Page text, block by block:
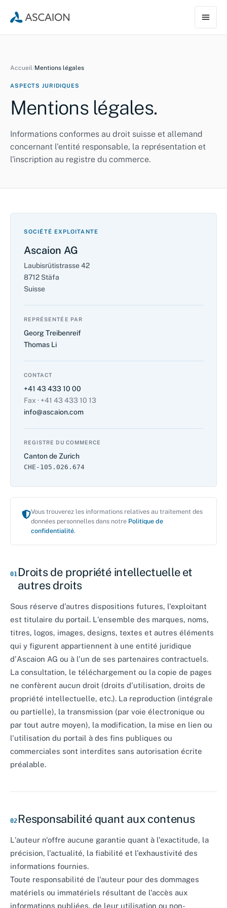
Accueil/Mentions légales
ASPECTS JURIDIQUES
Mentions légales.
Informations conformes au droit suisse et allemand
concernant l'entité responsable, la représentation et
l'inscription au registre du commerce.
SOCIÉTÉ EXPLOITANTE
Ascaion AG
Laubisrütistrasse 42
8712 Stäfa
Suisse
REPRÉSENTÉE PAR
Georg Treibenreif
Thomas Li
CONTACT
+41 43 433 10 00
Fax · +41 43 433 10 13
info@ascaion.com
REGISTRE DU COMMERCE
Canton de Zurich
CHE‑105.026.674
Vous trouverez les informations relatives au traitement des
données personnelles dans notre Politique de
confidentialité.
01 Droits de propriété intellectuelle et
autres droits
Sous réserve d'autres dispositions futures, l'exploitant
est titulaire du portail. L'ensemble des marques, noms,
titres, logos, images, designs, textes et autres éléments
qui y figurent appartiennent à une entité juridique
d'Ascaion AG ou à l'un de ses partenaires contractuels.
La consultation, le téléchargement ou la copie de pages
ne confèrent aucun droit (droits d'utilisation, droits de
propriété intellectuelle, etc.). La reproduction (intégrale
ou partielle), la transmission (par voie électronique ou
par tout autre moyen), la modification, la mise en lien ou
l'utilisation du portail à des fins publiques ou
commerciales sont interdites sans autorisation écrite
préalable.
02 Responsabilité quant aux contenus
L'auteur n'offre aucune garantie quant à l'exactitude, la
précision, l'actualité, la fiabilité et l'exhaustivité des
informations fournies.
Toute responsabilité de l'auteur pour des dommages
matériels ou immatériels résultant de l'accès aux
informations publiées, de leur utilisation ou non-